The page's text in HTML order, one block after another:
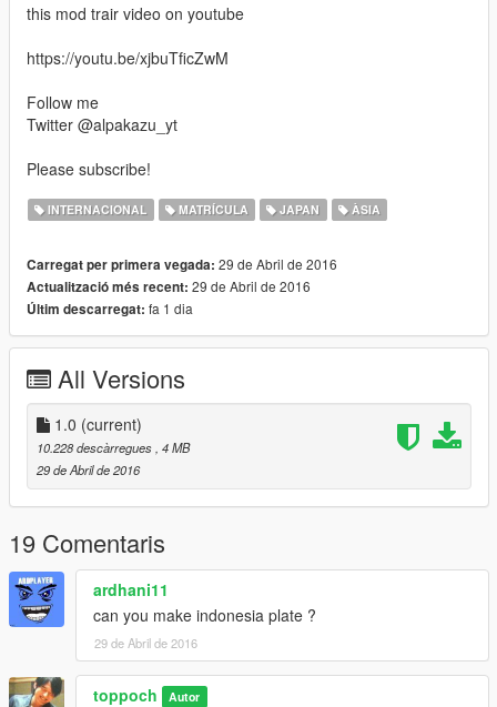
this mod trair video on youtube
https://youtu.be/xjbuTficZwM
Follow me
Twitter @alpakazu_yt
Please subscribe!
INTERNACIONAL MATRÍCULA JAPAN ÀSIA
Carregat per primera vegada: 29 de Abril de 2016
Actualització més recent: 29 de Abril de 2016
Últim descarregat: fa 1 dia
All Versions
1.0 (current)
10.228 descàrregues , 4 MB
29 de Abril de 2016
19 Comentaris
ardhani11
can you make indonesia plate ?
29 de Abril de 2016
toppoch Autor